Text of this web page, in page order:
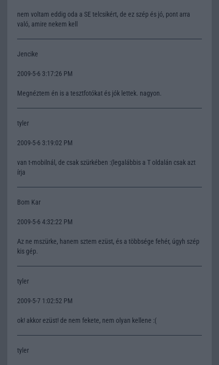
nem voltam eddig oda a SE telcsikért, de ez szép és jó, pont arra
való, amire nekem kell
Jencike
2009-5-6 3:17:26 PM
Megnéztem én is a tesztfotókat és jók lettek. nagyon.
tyler
2009-5-6 3:19:02 PM
van t-mobilnál, de csak szürkében :(legalábbis a T oldalán csak azt
írja
Bom Kar
2009-5-6 4:32:22 PM
Az ne mszürke, hanem sztem ezüst, és a többsége fehér, úgyh szép
kis gép.
tyler
2009-5-7 1:02:52 PM
ok! akkor ezüst! de nem fekete, nem olyan kellene :(
tyler